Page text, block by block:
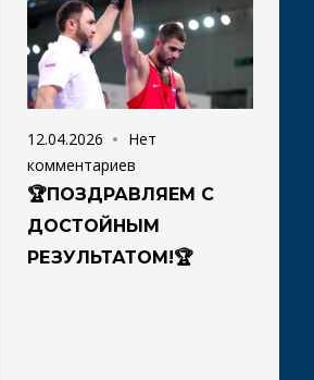
12.04.2026
Нет
комментариев
🏆ПОЗДРАВЛЯЕМ С
ДОСТОЙНЫМ
РЕЗУЛЬТАТОМ!🏆